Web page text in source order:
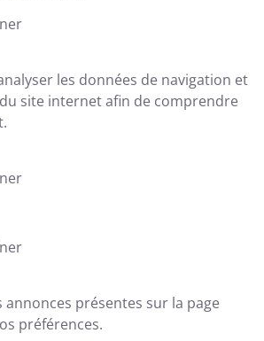
les données de navigation et
site internet afin de comprendre
annonces présentes sur la page
préférences.